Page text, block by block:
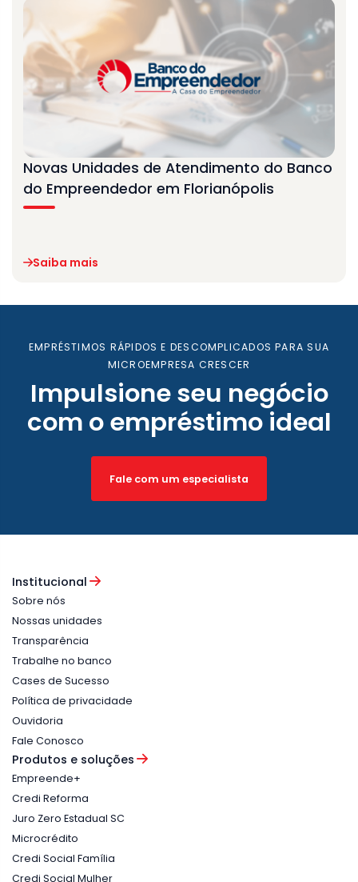
Novas Unidades de Atendimento do Banco
do Empreendedor em Florianópolis
Saiba mais
EMPRÉSTIMOS RÁPIDOS E DESCOMPLICADOS PARA SUA
MICROEMPRESA CRESCER
Impulsione seu negócio
com o empréstimo ideal
Fale com um especialista
Institucional
Sobre nós
Nossas unidades
Transparência
Trabalhe no banco
Cases de Sucesso
Política de privacidade
Ouvidoria
Fale Conosco
Produtos e soluções
Empreende+
Credi Reforma
Juro Zero Estadual SC
Microcrédito
Credi Social Família
Credi Social Mulher